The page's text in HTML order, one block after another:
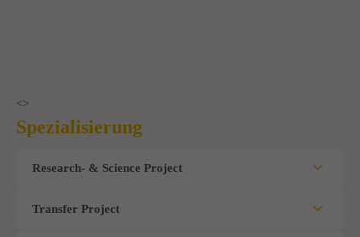
<>
Spezialisierung
Research- & Science Project
Transfer Project